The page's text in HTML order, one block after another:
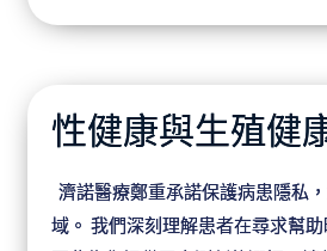
注於幫助因受傷、疾病、發育遲緩
能。 在濟諾，我們關心您孩子的健
業的兒科醫療服務。 讓我們一同
性健康與生殖健
濟諾醫療鄭重承諾保護病患隱私
域。 我們深刻理解患者在尋求幫助